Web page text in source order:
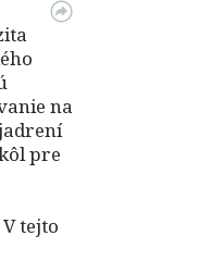
na
pre
tejto